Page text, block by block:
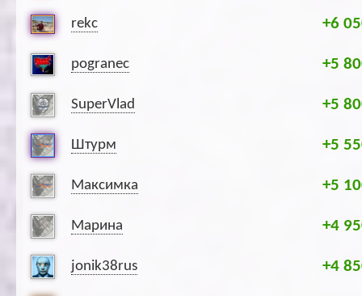
rekc +6
pogranec +5
SuperVlad +5
Штурм +5
Максимка +5
Марина +4
jonik38rus +4